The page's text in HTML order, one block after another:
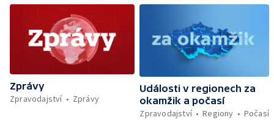
Zprávy
Zpravodajství
Zprávy
Události v regionech za
okamžik a počasí
Zpravodajství
Regiony Počasí